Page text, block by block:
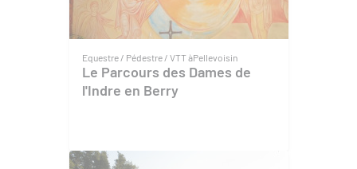
Equestre / Pédestre / VTT àPellevoisin
Le Parcours des Dames de
l'Indre en Berry